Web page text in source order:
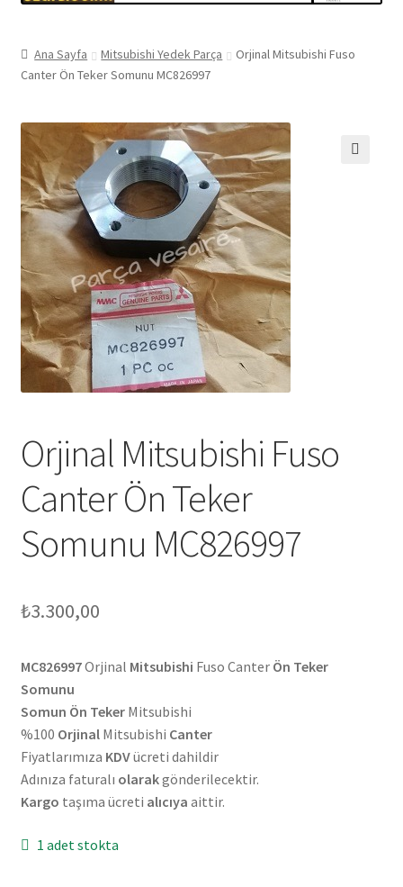
Ana Sayfa Mitsubishi Yedek Parça
Orjinal Mitsubishi Fuso
Canter Ön Teker Somunu MC826997
Orjinal Mitsubishi Fuso
Canter Ön Teker
Somunu MC826997
₺3.300,00
MC826997Orjinal Mitsubishi Fuso Canter Ön Teker
Somunu
Somun Ön TekerMitsubishi
%100 OrjinalMitsubishi Canter
Fiyatlarımıza KDVücreti dahildir
Adınıza faturalı olarakgönderilecektir.
Kargo taşıma ücreti alıcıya aittir.
1 adet stokta